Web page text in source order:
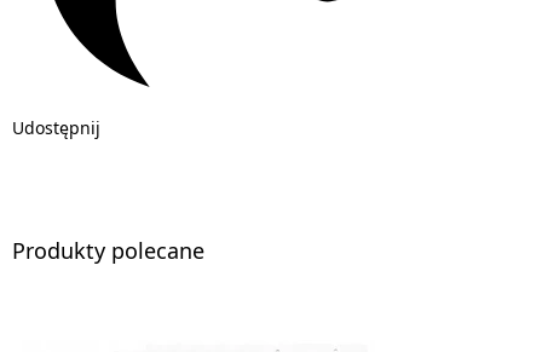
Udostępnij
Produkty polecane